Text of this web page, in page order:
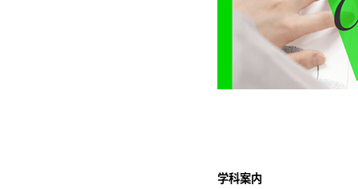
学科案内